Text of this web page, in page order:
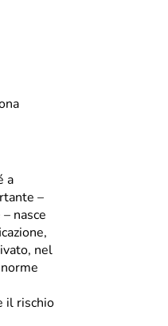
a
–
nasce
nel
il rischio